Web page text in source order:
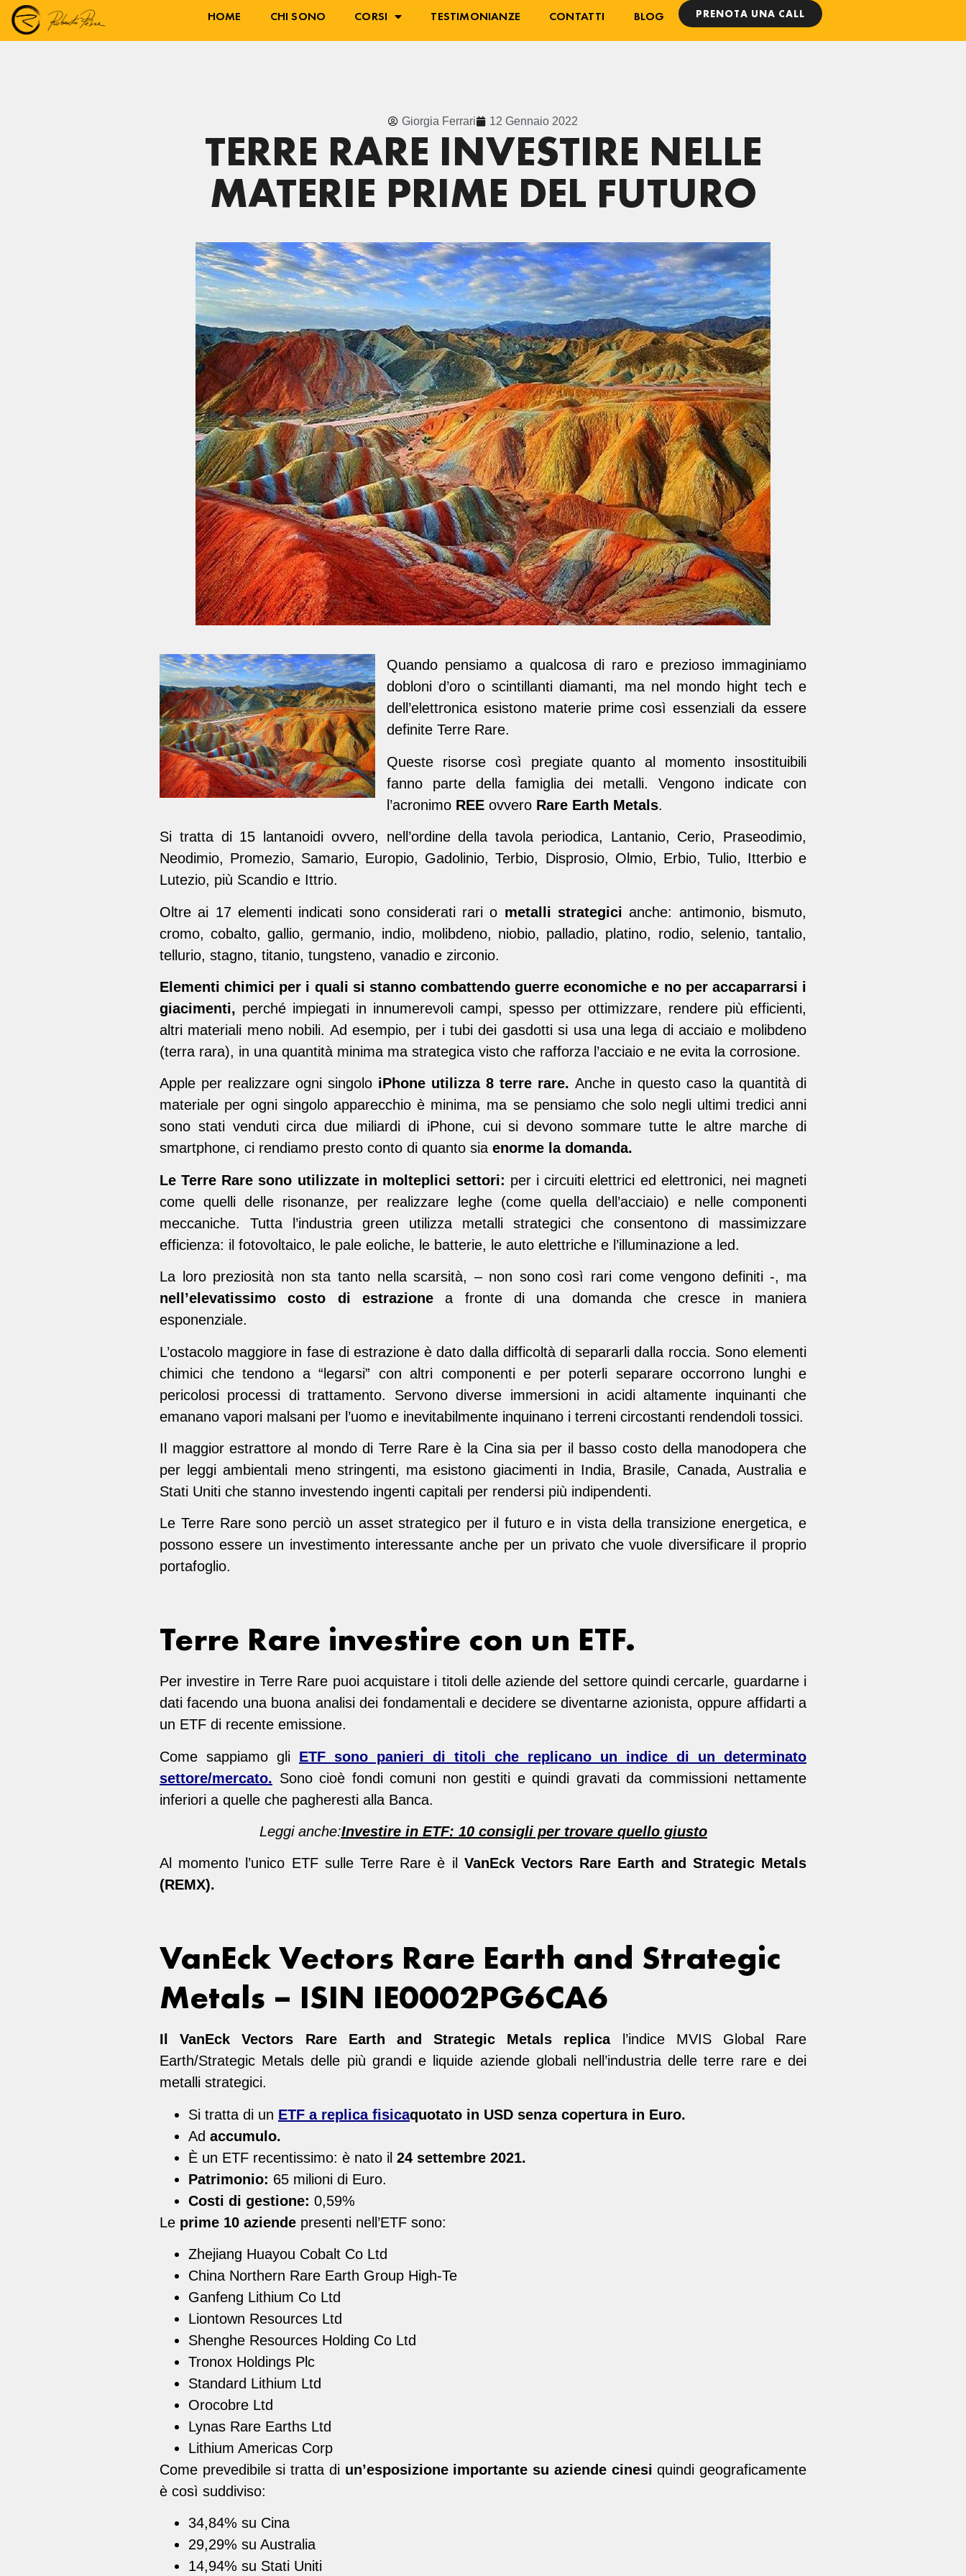
HOME CHI SONO CORSI TESTIMONIANZE CONTATTI BLOG PRENOTA UNA CALL
Giorgia Ferrari 12 Gennaio 2022
TERRE RARE INVESTIRE NELLE
MATERIE PRIME DEL FUTURO
Quando pensiamo a qualcosa di raro e prezioso immaginiamo
dobloni d’oro o scintillanti diamanti, ma nel mondo hight tech e
dell’elettronica esistono materie prime così essenziali da essere
definite Terre Rare.
Queste risorse così pregiate quanto al momento insostituibili
fanno parte della famiglia dei metalli. Vengono indicate con
l’acronimo REE ovvero Rare Earth Metals.
Si tratta di 15 lantanoidi ovvero, nell’ordine della tavola periodica, Lantanio, Cerio, Praseodimio,
Neodimio, Promezio, Samario, Europio, Gadolinio, Terbio, Disprosio, Olmio, Erbio, Tulio, Itterbio e
Lutezio, più Scandio e Ittrio.
Oltre ai 17 elementi indicati sono considerati rari o metalli strategici anche: antimonio, bismuto,
cromo, cobalto, gallio, germanio, indio, molibdeno, niobio, palladio, platino, rodio, selenio, tantalio,
tellurio, stagno, titanio, tungsteno, vanadio e zirconio.
Elementi chimici per i quali si stanno combattendo guerre economiche e no per accaparrarsi i
giacimenti, perché impiegati in innumerevoli campi, spesso per ottimizzare, rendere più efficienti,
altri materiali meno nobili. Ad esempio, per i tubi dei gasdotti si usa una lega di acciaio e molibdeno
(terra rara), in una quantità minima ma strategica visto che rafforza l’acciaio e ne evita la corrosione.
Apple per realizzare ogni singolo iPhone utilizza 8 terre rare. Anche in questo caso la quantità di
materiale per ogni singolo apparecchio è minima, ma se pensiamo che solo negli ultimi tredici anni
sono stati venduti circa due miliardi di iPhone, cui si devono sommare tutte le altre marche di
smartphone, ci rendiamo presto conto di quanto sia enorme la domanda.
Le Terre Rare sono utilizzate in molteplici settori: per i circuiti elettrici ed elettronici, nei magneti
come quelli delle risonanze, per realizzare leghe (come quella dell’acciaio) e nelle componenti
meccaniche. Tutta l’industria green utilizza metalli strategici che consentono di massimizzare
efficienza: il fotovoltaico, le pale eoliche, le batterie, le auto elettriche e l’illuminazione a led.
La loro preziosità non sta tanto nella scarsità, – non sono così rari come vengono definiti -, ma
nell’elevatissimo costo di estrazione a fronte di una domanda che cresce in maniera
esponenziale.
L’ostacolo maggiore in fase di estrazione è dato dalla difficoltà di separarli dalla roccia. Sono elementi
chimici che tendono a “legarsi” con altri componenti e per poterli separare occorrono lunghi e
pericolosi processi di trattamento. Servono diverse immersioni in acidi altamente inquinanti che
emanano vapori malsani per l’uomo e inevitabilmente inquinano i terreni circostanti rendendoli tossici.
Il maggior estrattore al mondo di Terre Rare è la Cina sia per il basso costo della manodopera che
per leggi ambientali meno stringenti, ma esistono giacimenti in India, Brasile, Canada, Australia e
Stati Uniti che stanno investendo ingenti capitali per rendersi più indipendenti.
Le Terre Rare sono perciò un asset strategico per il futuro e in vista della transizione energetica, e
possono essere un investimento interessante anche per un privato che vuole diversificare il proprio
portafoglio.
Terre Rare investire con un ETF.
Per investire in Terre Rare puoi acquistare i titoli delle aziende del settore quindi cercarle, guardarne i
dati facendo una buona analisi dei fondamentali e decidere se diventarne azionista, oppure affidarti a
un ETF di recente emissione.
Come sappiamo gli ETF sono panieri di titoli che replicano un indice di un determinato
settore/mercato. Sono cioè fondi comuni non gestiti e quindi gravati da commissioni nettamente
inferiori a quelle che pagheresti alla Banca.
Leggi anche:Investire in ETF: 10 consigli per trovare quello giusto
Al momento l’unico ETF sulle Terre Rare è il VanEck Vectors Rare Earth and Strategic Metals
(REMX).
VanEck Vectors Rare Earth and Strategic
Metals – ISIN IE0002PG6CA6
IlVanEck Vectors Rare Earth and Strategic Metals replical’indice MVIS Global Rare
Earth/Strategic Metals delle più grandi e liquide aziende globali nell’industria delle terre rare e dei
metalli strategici.
Si tratta di un ETF a replica fisicaquotato in USD senza copertura in Euro.
Ad accumulo.
È un ETF recentissimo: è nato il 24 settembre 2021.
Patrimonio: 65 milioni di Euro.
Costi di gestione: 0,59%
Le prime 10 aziende presenti nell’ETF sono:
Zhejiang Huayou Cobalt Co Ltd
China Northern Rare Earth Group High-Te
Ganfeng Lithium Co Ltd
Liontown Resources Ltd
Shenghe Resources Holding Co Ltd
Tronox Holdings Plc
Standard Lithium Ltd
Orocobre Ltd
Lynas Rare Earths Ltd
Lithium Americas Corp
Come prevedibile si tratta di un’esposizione importante su aziende cinesi quindi geograficamente
è così suddiviso:
34,84% su Cina
29,29% su Australia
14,94% su Stati Uniti